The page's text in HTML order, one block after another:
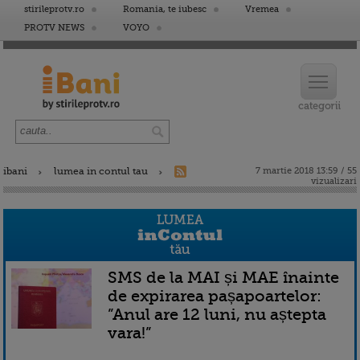
stirileprotv.ro Romania, te iubesc
Vremea
PROTV NEWS
VOYO
ibani lumea in contul tau
7 martie 2018 13:59 / 55
vizualizari
SMS de la MAI și MAE înainte
de expirarea pașapoartelor:
”Anul are 12 luni, nu aștepta
vara!”